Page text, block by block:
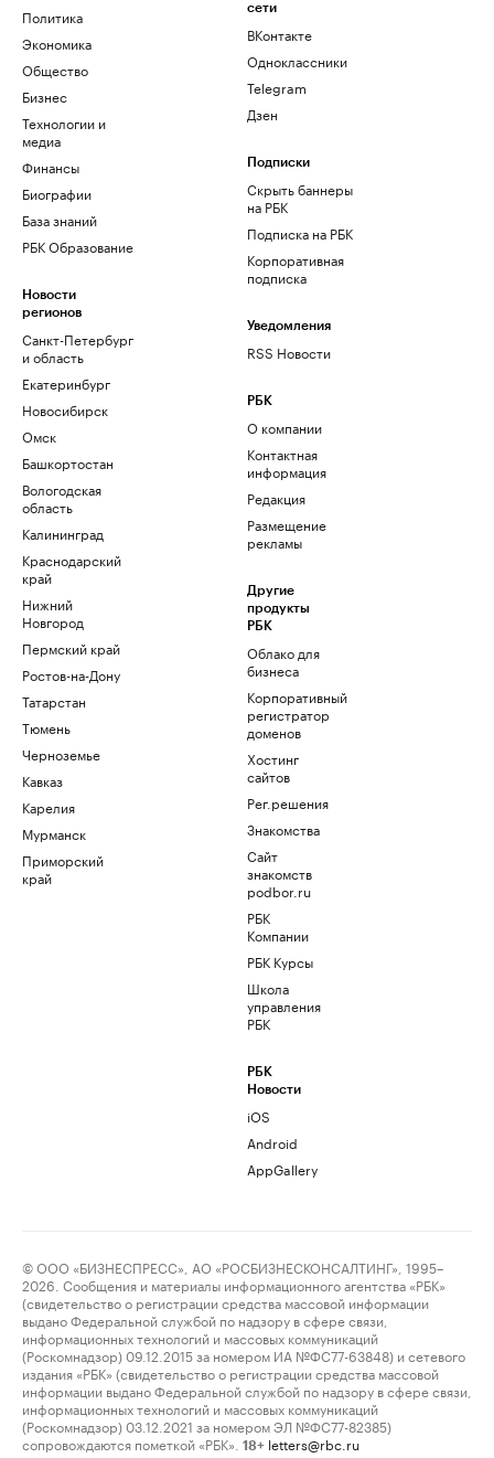
Политика
Экономика
Общество
Бизнес
Технологии и
медиа
Финансы
Биографии
База знаний
РБК Образование
Новости
регионов
Санкт-Петербург
и область
Екатеринбург
Новосибирск
Омск
Башкортостан
Вологодская
область
Калининград
Краснодарский
край
Нижний
Новгород
Пермский край
Ростов-на-Дону
Татарстан
Тюмень
Черноземье
Кавказ
Карелия
Мурманск
Приморский
край
сети
ВКонтакте
Одноклассники
Telegram
Дзен
Подписки
Скрыть баннеры
на РБК
Подписка на РБК
Корпоративная
подписка
Уведомления
RSS Новости
РБК
О компании
Контактная
информация
Редакция
Размещение
рекламы
Другие
продукты
РБК
Облако для
бизнеса
Корпоративный
регистратор
доменов
Хостинг
сайтов
Рег.решения
Знакомства
Сайт
знакомств
podbor.ru
РБК
Компании
РБК Курсы
Школа
управления
РБК
РБК
Новости
iOS
Android
AppGallery
© ООО «БИЗНЕСПРЕСС», АО «РОСБИЗНЕСКОНСАЛТИНГ», 1995–
2026. Сообщения и материалы информационного агентства «РБК»
(свидетельство о регистрации средства массовой информации
выдано Федеральной службой по надзору в сфере связи,
информационных технологий и массовых коммуникаций
(Роскомнадзор) 09.12.2015 за номером ИА №ФС77-63848) и сетевого
издания «РБК» (свидетельство о регистрации средства массовой
информации выдано Федеральной службой по надзору в сфере связи,
информационных технологий и массовых коммуникаций
(Роскомнадзор) 03.12.2021 за номером ЭЛ №ФС77-82385)
сопровождаются пометкой «РБК».
18+ letters@rbc.ru